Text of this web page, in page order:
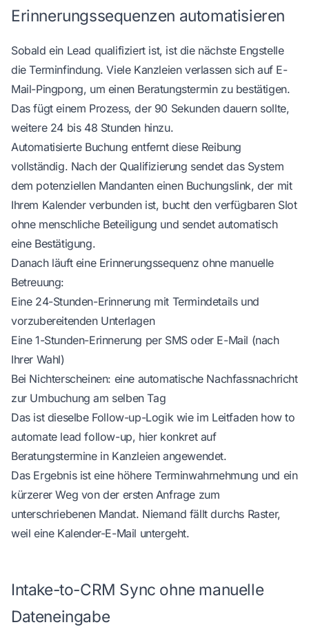
Erinnerungssequenzen automatisieren
Sobald ein Lead qualifiziert ist, ist die nächste Engstelle
die Terminfindung. Viele Kanzleien verlassen sich auf E-
Mail-Pingpong, um einen Beratungstermin zu bestätigen.
Das fügt einem Prozess, der 90 Sekunden dauern sollte,
weitere 24 bis 48 Stunden hinzu.
Automatisierte Buchung entfernt diese Reibung
vollständig. Nach der Qualifizierung sendet das System
dem potenziellen Mandanten einen Buchungslink, der mit
Ihrem Kalender verbunden ist, bucht den verfügbaren Slot
ohne menschliche Beteiligung und sendet automatisch
eine Bestätigung.
Danach läuft eine Erinnerungssequenz ohne manuelle
Betreuung:
Eine 24-Stunden-Erinnerung mit Termindetails und
vorzubereitenden Unterlagen
Eine 1-Stunden-Erinnerung per SMS oder E-Mail (nach
Ihrer Wahl)
Bei Nichterscheinen: eine automatische Nachfassnachricht
zur Umbuchung am selben Tag
Das ist dieselbe Follow-up-Logik wie im Leitfaden how to
automate lead follow-up, hier konkret auf
Beratungstermine in Kanzleien angewendet.
Das Ergebnis ist eine höhere Terminwahrnehmung und ein
kürzerer Weg von der ersten Anfrage zum
unterschriebenen Mandat. Niemand fällt durchs Raster,
weil eine Kalender-E-Mail untergeht.
Intake-to-CRM Sync ohne manuelle
Dateneingabe